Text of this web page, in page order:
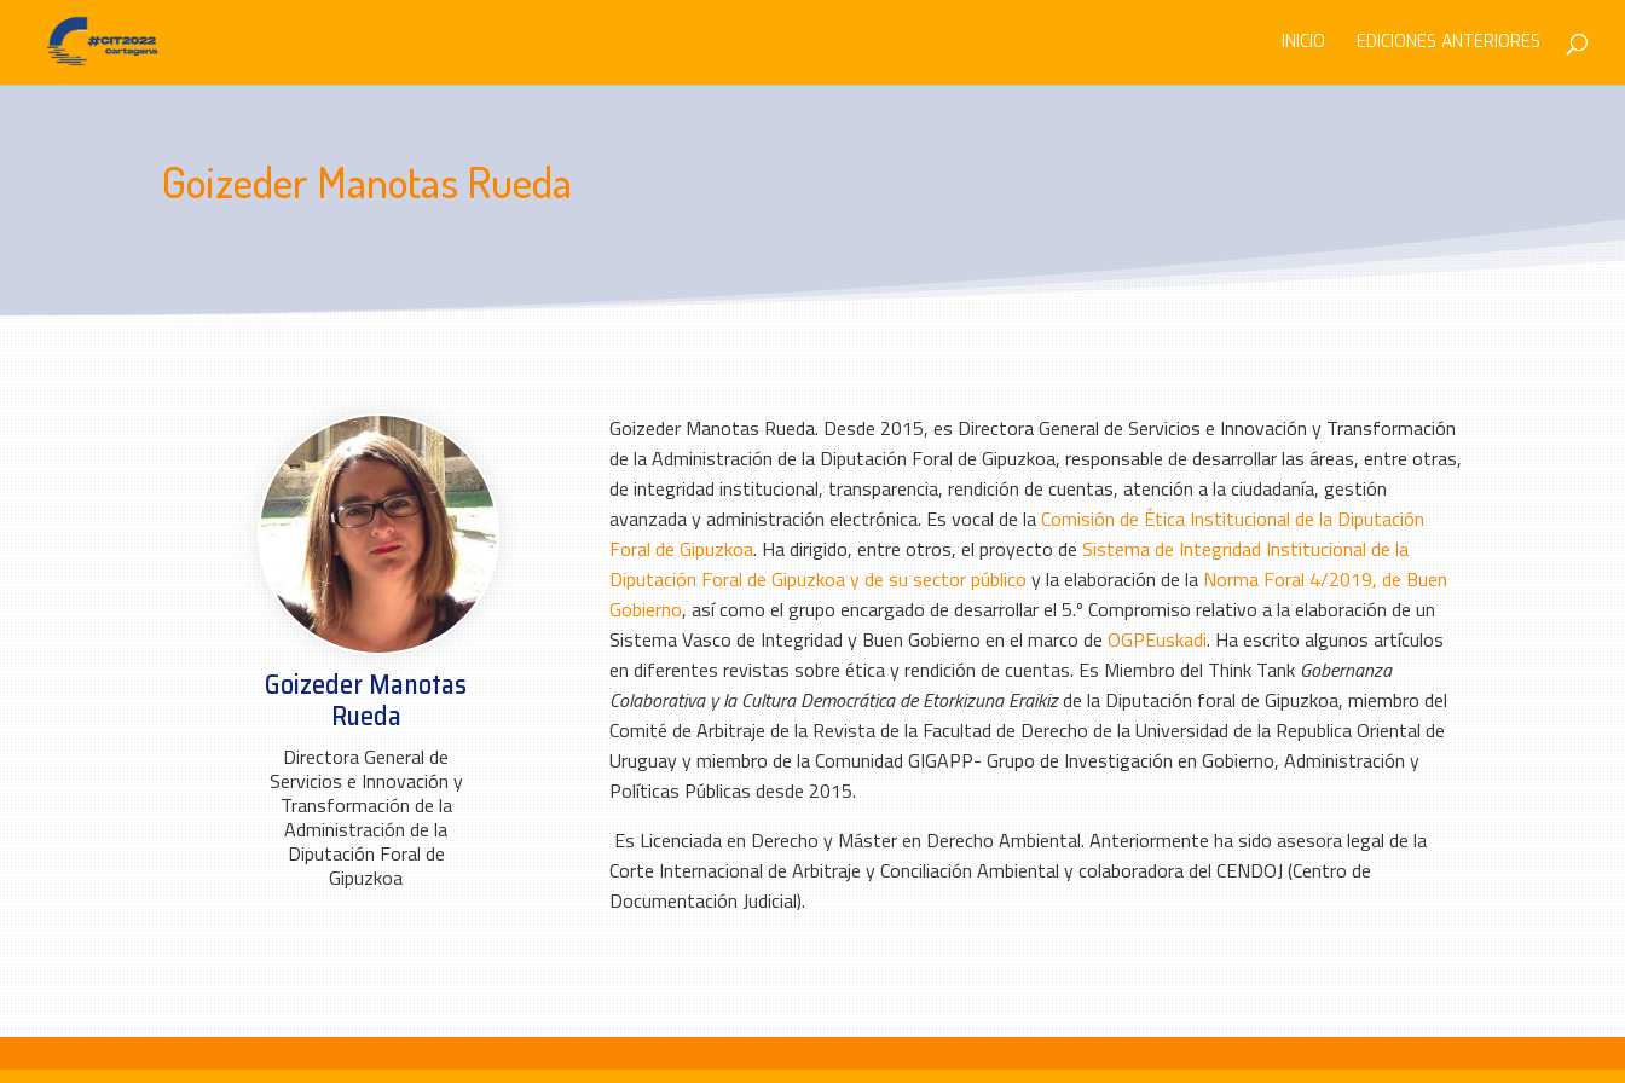
INICIO EDICIONES ANTERIORES
Goizeder Manotas Rueda
Goizeder Manotas
Rueda
Directora General de
Servicios e Innovación y
Transformación de la
Administración de la
Diputación Foral de
Gipuzkoa
Goizeder Manotas Rueda. Desde 2015, es Directora General de Servicios e Innovación y Transformación
de la Administración de la Diputación Foral de Gipuzkoa, responsable de desarrollar las áreas, entre otras,
de integridad institucional, transparencia, rendición de cuentas, atención a la ciudadanía, gestión
avanzada y administración electrónica. Es vocal de laComisión de Ética Institucional de la Diputación
Foral de Gipuzkoa. Ha dirigido, entre otros, el proyecto de Sistema de Integridad Institucional de la
Diputación Foral de Gipuzkoa y de su sector público y la elaboración de la Norma Foral 4/2019, de Buen
Gobierno, así como el grupo encargado de desarrollar el 5.º Compromiso relativo a la elaboración de un
Sistema Vasco de Integridad y Buen Gobierno en el marco de OGPEuskadi. Ha escrito algunos artículos
en diferentes revistas sobre ética y rendición de cuentas. Es Miembro del Think Tank Gobernanza
Colaborativa y la Cultura Democrática de Etorkizuna Eraikizde la Diputación foral de Gipuzkoa, miembro del
Comité de Arbitraje de la Revista de la Facultad de Derecho de la Universidad de la Republica Oriental de
Uruguay y miembro de la Comunidad GIGAPP- Grupo de Investigación en Gobierno, Administración y
Políticas Públicas desde 2015.
Es Licenciada en Derecho y Máster en Derecho Ambiental. Anteriormente ha sido asesora legal de la
Corte Internacional de Arbitraje y Conciliación Ambiental y colaboradora del CENDOJ (Centro de
Documentación Judicial).